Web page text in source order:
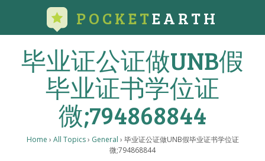
POCKETEARTH
毕业证公证做UNB假
毕业证书学位证
微;794868844
Home › All Topics › General › 毕业证公证做UNB假毕业证书学位证
微;794868844